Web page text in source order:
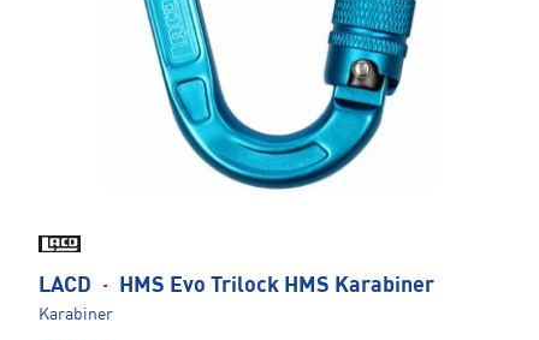
LACD · HMS Evo Trilock HMS Karabiner
Karabiner